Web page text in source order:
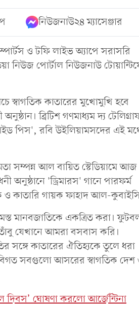
নিউজনাউ২৪ ম্যাসেঞ্জার
ও টফি লাইভ অ্যাপে সরাসরি
নিউজ পোর্টাল নিউজনাউ
স্বাগতিক কাতারের মুখোমুখি হবে
ব্রিটিশ গণমাধ্যম দ্য
পিস', রবি উইলিয়ামসদের এই
সম্পন্ন আল বায়িত স্টেডিয়ামে আজ
অনুষ্ঠানে 'ড্রিমারস' গানে পারফর্ম
ও কাতারি গায়ক ফাহাদ আল-
মানবজাতিকে একত্রিত করা।
যেখানে আমরা বসবাস করি।
সঙ্গে কাতারের ঐতিহ্যকে তুলে ধরা
বিগত সবগুলো আসরের স্বাগতিক দেশ
দিবস’ ঘোষণা করলো আর্জেন্টিনা